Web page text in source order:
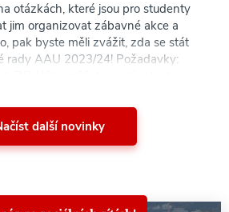
otázkách, které jsou pro studenty
jim organizovat zábavné akce a
pak byste měli zvážit, zda se stát
rady AAU 2023/24! Požadavky:
další novinky